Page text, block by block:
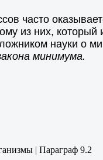
часто
из них,
науки о
минимума.
| Параграф 9.2